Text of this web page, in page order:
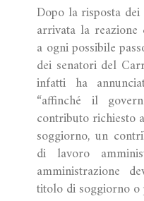
Dopo la risposta
arrivata la
a ogni possibile
dei senatori del
infatti ha
“affinché il
contributo richiesto
soggiorno, un
di lavoro
amministrazione
titolo di soggiorno